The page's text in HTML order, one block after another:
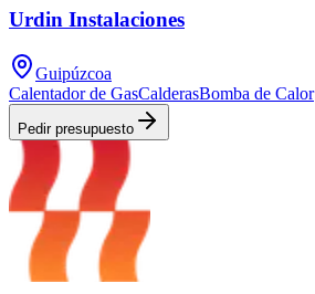
Urdin Instalaciones
Guipúzcoa
Calentador de GasCalderasBomba de Calor
Pedir presupuesto